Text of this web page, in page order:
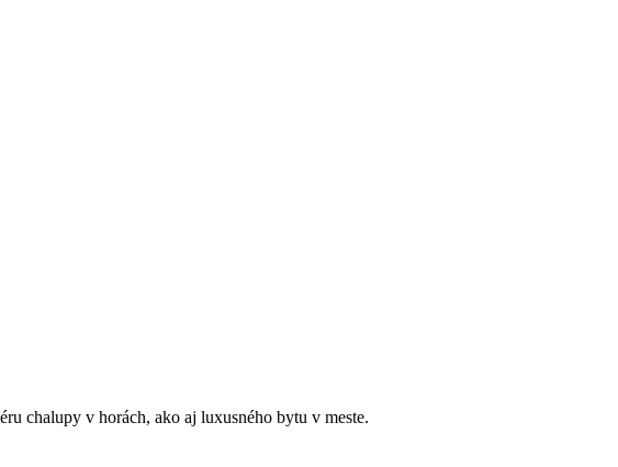
chalupy v horách, ako aj luxusného bytu v meste.